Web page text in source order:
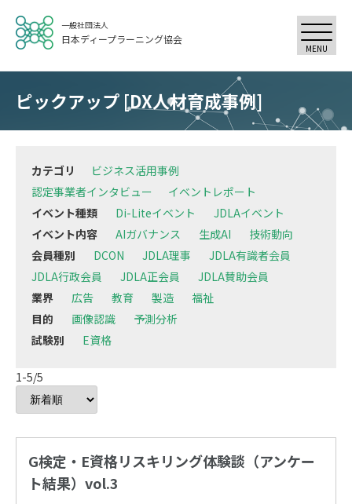
一般社団法人
日本ディープラーニング協会
MENU
ピックアップ [DX人材育成事例]
カテゴリ
ビジネス活用事例
認定事業者インタビュー
イベントレポート
イベント種類
Di-Liteイベント
JDLAイベント
イベント内容
AIガバナンス 生成AI
技術動向
会員種別
DCON JDLA理事
JDLA有識者会員
JDLA行政会員
JDLA正会員
JDLA賛助会員
業界
広告 教育 製造
福祉
目的
画像認識
予測分析
試験別
E資格
1-5/5
G検定・E資格リスキリング体験談（アンケー
ト結果）vol.3